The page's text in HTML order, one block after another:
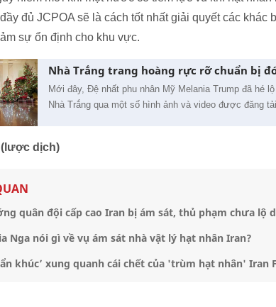
đủ JCPOA sẽ là cách tốt nhất giải quyết các khác
sự ổn định cho khu vực.
Nhà Trắng trang hoàng rực rỡ chuẩn bị
Mới đây, Đệ nhất phu nhân Mỹ Melania Trump đã hé
Nhà Trắng qua một số hình ảnh và video được đăng
dịch)
quân đội cấp cao Iran bị ám sát, thủ phạm chưa lộ
Nga nói gì về vụ ám sát nhà vật lý hạt nhân Iran?
khúc’ xung quanh cái chết của 'trùm hạt nhân' Iran